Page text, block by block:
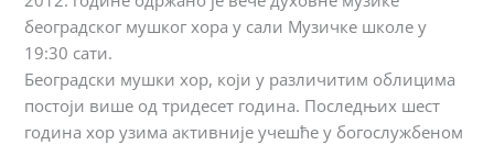
београдског мушког хора у сали Музичке школе у
19:30 сати.
Београдски мушки хор, који у различитим облицима
постоји више од тридесет година. Последњих шест
година хор узима активније учешће у богослужбеном